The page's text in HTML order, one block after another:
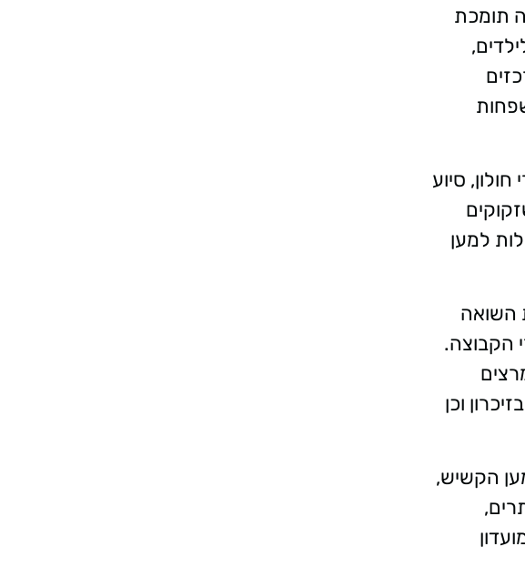
תומכת
חולון, סיוע
למען
השואה
הקבוצה.
וכן
הקשיש,